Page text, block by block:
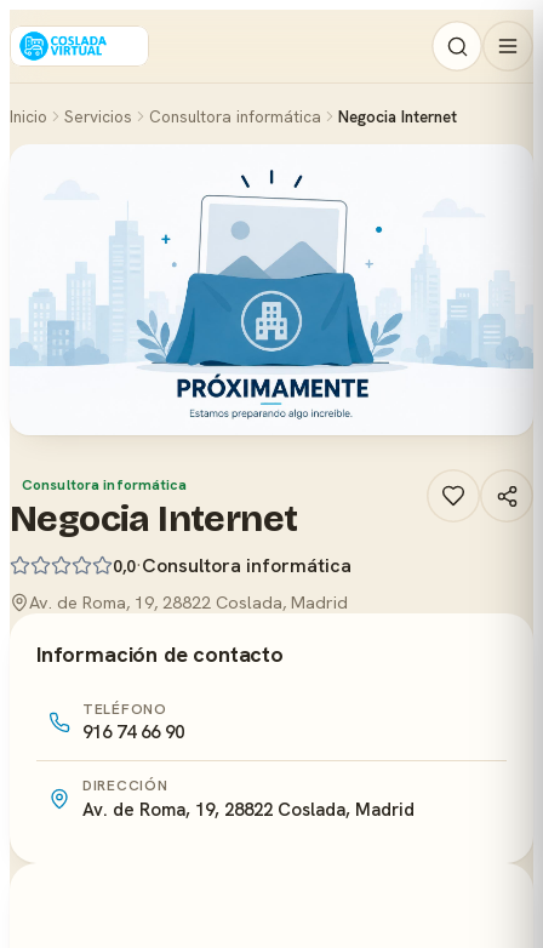
Inicio Servicios Consultora informática Negocia Internet
Consultora informática
Negocia Internet
0,0·Consultora informática
Av. de Roma, 19, 28822 Coslada, Madrid
Información de contacto
TELÉFONO
916 74 66 90
DIRECCIÓN
Av. de Roma, 19, 28822 Coslada, Madrid